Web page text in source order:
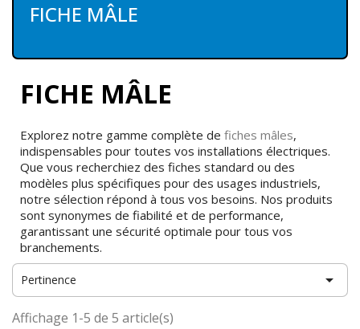
FICHE MÂLE
FICHE MÂLE
Explorez notre gamme complète de fiches mâles,
indispensables pour toutes vos installations électriques.
Que vous recherchiez des fiches standard ou des
modèles plus spécifiques pour des usages industriels,
notre sélection répond à tous vos besoins. Nos produits
sont synonymes de fiabilité et de performance,
garantissant une sécurité optimale pour tous vos
branchements.
Pertinence 
Affichage 1-5 de 5 article(s)